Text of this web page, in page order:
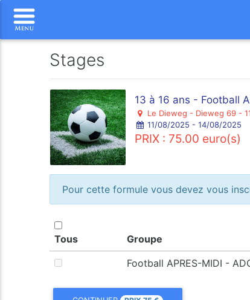
Stages
13 à 16 ans - Football
Le Dieweg - Dieweg 69 -
11/08/2025 - 14/08/2025
PRIX : 75.00 euro(s)
Pour cette formule vous devez vous
Tous Groupe
Football APRES-MIDI -